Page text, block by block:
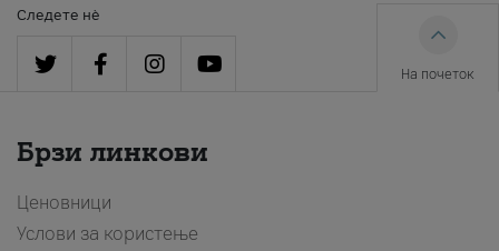
Следете нè
На почеток
Брзи линкови
Ценовници
Услови за користење